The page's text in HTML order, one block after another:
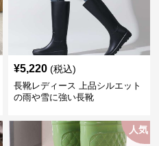
¥5,220 (税込)
長靴レディース 上品シルエット
の雨や雪に強い長靴
人気